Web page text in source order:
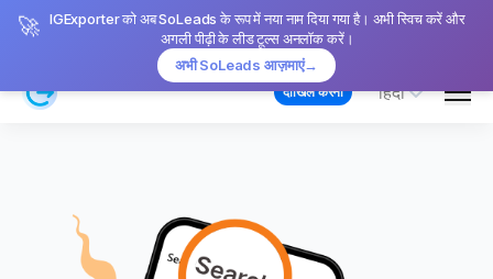
🚀 IGExporter को अब SoLeads के रूप में नया नाम दिया गया है। अभी स्विच करें और
अगली पीढ़ी के लीड टूल्स अनलॉक करें।
अभी SoLeads आज़माएं→
दाखिल करना हिंदी